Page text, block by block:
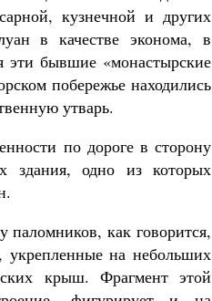
кузнечной и других
в качестве эконома, в
эти бывшие «монастырские
побережье находились
утварь.
по дороге в сторону
здания, одно из которых
как говорится,
укрепленные на небольших
крыш. Фрагмент этой